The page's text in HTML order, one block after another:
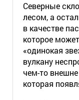
Северные
лесом, а
в качестве
которое
«одинокая
вулкану
чем-то
которая